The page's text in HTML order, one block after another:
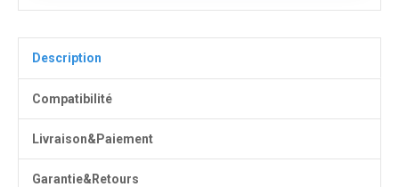
Description
Compatibilité
Livraison&Paiement
Garantie&Retours